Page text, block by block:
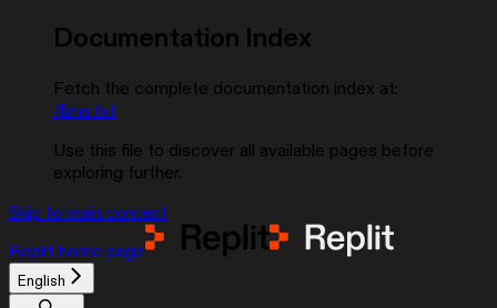
Documentation Index
Fetch the complete documentation index at:
/llms.txt
Use this file to discover all available pages before
exploring further.
Skip to main content
Replit home page
English